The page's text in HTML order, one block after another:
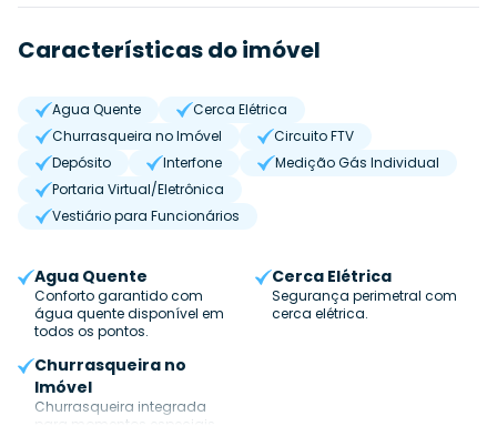
Características do imóvel
Agua Quente
Cerca Elétrica
Churrasqueira no Imóvel
Circuito FTV
Depósito
Interfone
Medição Gás Individual
Portaria Virtual/Eletrônica
Vestiário para Funcionários
Agua Quente
Conforto garantido com
água quente disponível em
todos os pontos.
Cerca Elétrica
Segurança perimetral com
cerca elétrica.
Churrasqueira no
Imóvel
Churrasqueira integrada
para momentos especiais.